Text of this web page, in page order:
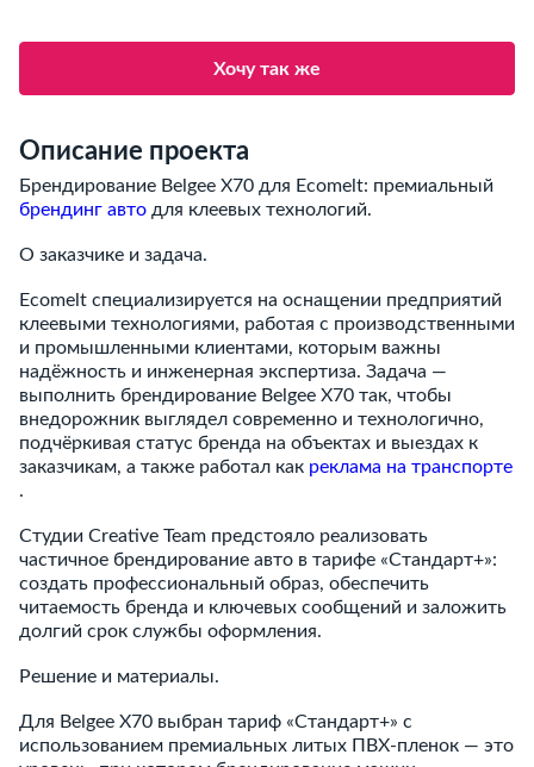
Хочу так же
Описание проекта
Брендирование Belgee X70 для Ecomelt: премиальный
брендинг авто для клеевых технологий.
О заказчике и задача.
Ecomelt специализируется на оснащении предприятий
клеевыми технологиями, работая с производственными
и промышленными клиентами, которым важны
надёжность и инженерная экспертиза. Задача —
выполнить брендирование Belgee X70 так, чтобы
внедорожник выглядел современно и технологично,
подчёркивая статус бренда на объектах и выездах к
заказчикам, а также работал как реклама на транспорте
.
Студии Creative Team предстояло реализовать
частичное брендирование авто в тарифе «Стандарт+»:
создать профессиональный образ, обеспечить
читаемость бренда и ключевых сообщений и заложить
долгий срок службы оформления.
Решение и материалы.
Для Belgee X70 выбран тариф «Стандарт+» с
использованием премиальных литых ПВХ‑пленок — это